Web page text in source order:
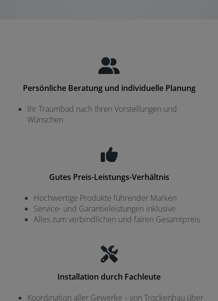
Persönliche Beratung und individuelle Planung
Ihr Traumbad nach Ihren Vorstellungen und
Wünschen
Gutes Preis-Leistungs-Verhältnis
Hochwertige Produkte führender Marken
Service- und Garantieleistungen inklusive
Alles zum verbindlichen und fairen Gesamtpreis
Installation durch Fachleute
Koordination aller Gewerke – von Trockenbau über